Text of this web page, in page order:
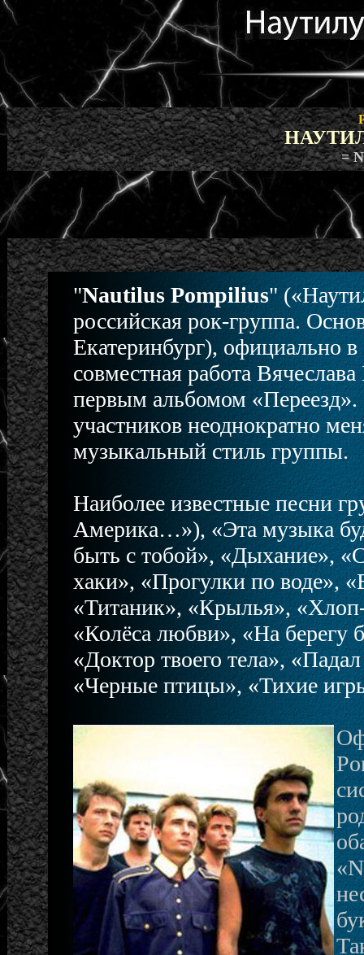
=
"Nautilus Pompilius"
российская рок-группа.
Екатеринбург), официально в
совместная работа
первым альбомом «Переезд».
участников неоднократно
музыкальный стиль группы.
Наиболее известные песни
Америка…»), «Эта музыка
быть с тобой», «Дыхание»,
хаки», «Прогулки по воде»,
«Титаник», «Крылья»,
«Колёса любви», «На берегу
«Доктор твоего тела»,
«Черные птицы», «Тихие